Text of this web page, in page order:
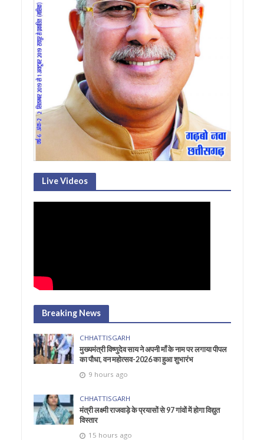
Live Videos
Breaking News
CHHATTISGARH
मुख्यमंत्री विष्णुदेव साय ने अपनी माँ के नाम पर लगाया पीपल
का पौधा, वन महोत्सव-2026 का हुआ शुभारंभ
9 hours ago
CHHATTISGARH
मंत्री लक्ष्मी राजवाड़े के प्रयासों से 97 गांवों में होगा विद्युत
विस्तार
15 hours ago